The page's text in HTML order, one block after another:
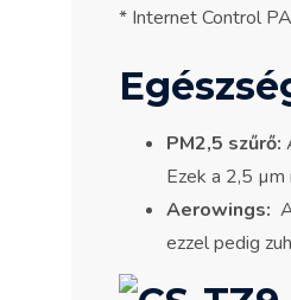
* Internet Control
PM2,5 szűrő:
Ezek a 2,5
Aerowings:
ezzel pedig